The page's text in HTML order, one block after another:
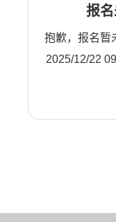
报
抱歉，报名暂
2025/12/22